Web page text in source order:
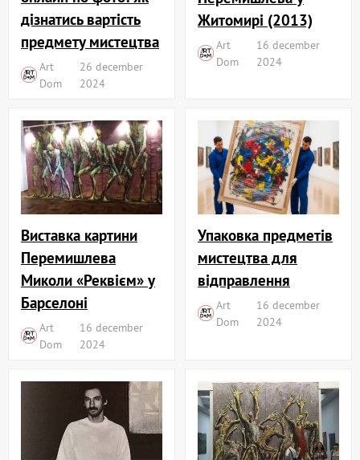
дізнатись вартість
предмету мистецтва
Art
Dom
26 december
2024
Житомирі (2013)
Art
Dom
16 december
2024
Виставка картини
Перемишлева
Миколи «Реквієм» у
Барселоні
Art
Dom
16 december
2024
Упаковка предметів
мистецтва для
відправлення
Art
Dom
16 december
2024